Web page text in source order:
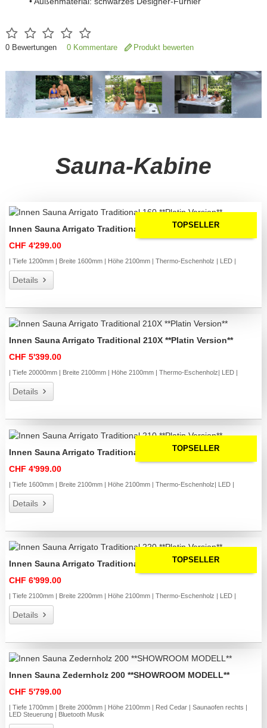
0Bewertungen 0 Kommentare Produkt bewerten
Sauna-Kabine
TOPSELLER
Innen Sauna Arrigato Traditional 160 **Platin Version**
CHF 4'299.00
| Tiefe 1200mm | Breite 1600mm | Höhe 2100mm | Thermo-Eschenholz | LED |
Details
Innen Sauna Arrigato Traditional 210X **Platin Version**
CHF 5'399.00
| Tiefe 20000mm | Breite 2100mm | Höhe 2100mm | Thermo-Eschenholz| LED |
Details
TOPSELLER
Innen Sauna Arrigato Traditional 210 **Platin Version**
CHF 4'999.00
| Tiefe 1600mm | Breite 2100mm | Höhe 2100mm | Thermo-Eschenholz| LED |
Details
TOPSELLER
Innen Sauna Arrigato Traditional 220 **Platin Version**
CHF 6'999.00
| Tiefe 2100mm | Breite 2200mm | Höhe 2100mm | Thermo-Eschenholz | LED |
Details
Innen Sauna Zedernholz 200 **SHOWROOM MODELL**
CHF 5'799.00
| Tiefe 1700mm | Breite 2000mm | Höhe 2100mm | Red Cedar | Saunaofen rechts |
LED Steuerung | Bluetooth Musik